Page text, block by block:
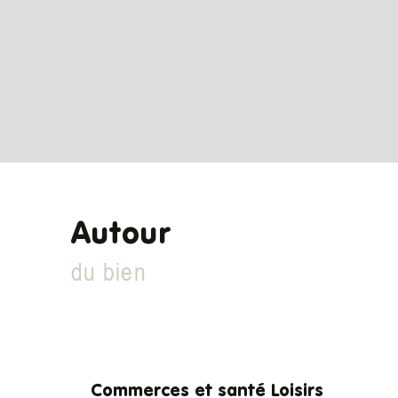
Autour
du bien
Commerces et santé Loisirs